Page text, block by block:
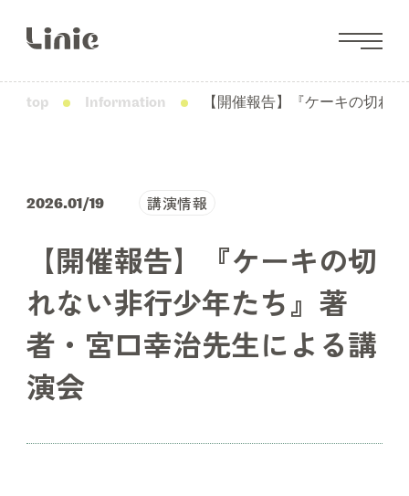
top Information 【開催報告】『ケーキの切れ
2026.01/19 講演情報
【開催報告】『ケーキの切
れない非行少年たち』著
者・宮口幸治先生による講
演会